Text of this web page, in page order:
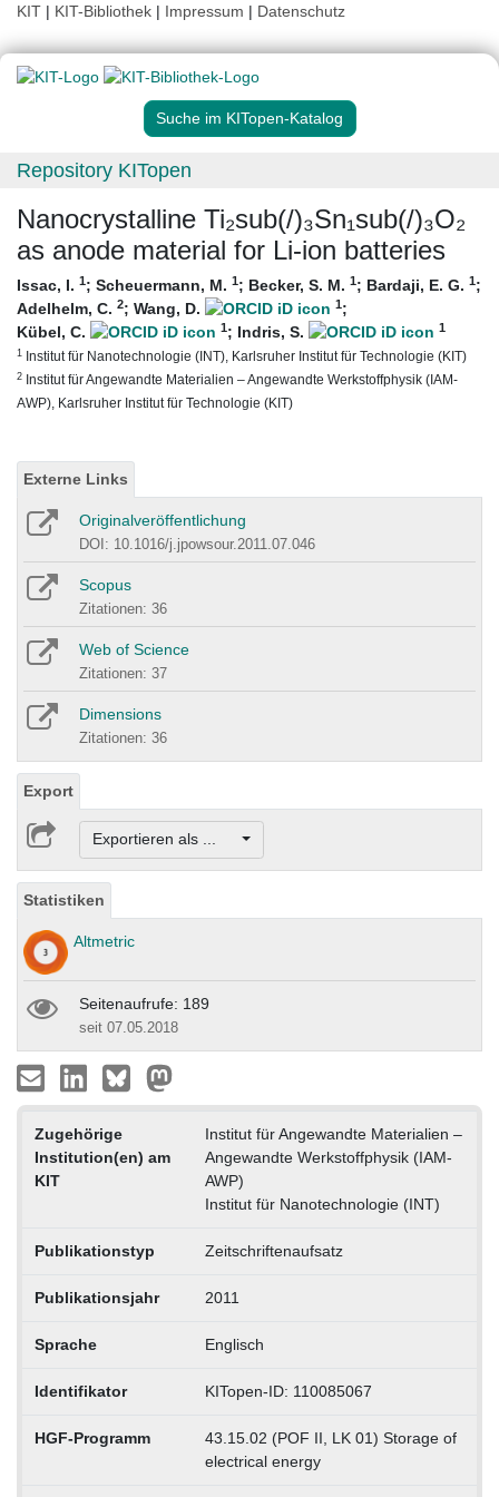
KIT | KIT-Bibliothek | Impressum | Datenschutz
Suche im KITopen-Katalog
Repository KITopen
Nanocrystalline Ti₂sub(/)₃Sn₁sub(/)₃O₂
as anode material for Li-ion batteries
Issac, I. 1; Scheuermann, M. 1; Becker, S. M. 1; Bardaji, E. G. 1;
Adelhelm, C. 2; Wang, D. 1;
Kübel, C.
1; Indris, S. 1
1 Institut für Nanotechnologie (INT), Karlsruher Institut für Technologie (KIT)
2 Institut für Angewandte Materialien – Angewandte Werkstoffphysik (IAM-
AWP), Karlsruher Institut für Technologie (KIT)
Externe Links
Originalveröffentlichung
DOI: 10.1016/j.jpowsour.2011.07.046
Scopus
Zitationen: 36
Web of Science
Zitationen: 37
Dimensions
Zitationen: 36
Export
Exportieren als ...
Statistiken
Altmetric
Seitenaufrufe: 189
seit 07.05.2018
Zugehörige
Institution(en) am
KIT
Institut für Angewandte Materialien –
Angewandte Werkstoffphysik (IAM-
AWP)
Institut für Nanotechnologie (INT)
Publikationstyp Zeitschriftenaufsatz
Publikationsjahr 2011
Sprache Englisch
Identifikator KITopen-ID: 110085067
HGF-Programm
43.15.02 (POF II, LK 01) Storage of
electrical energy